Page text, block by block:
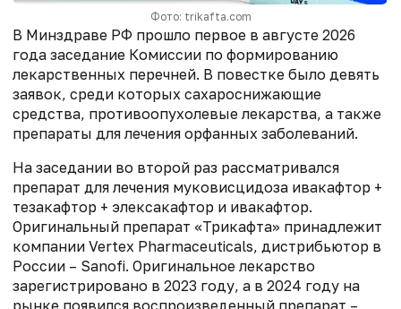
Фото: trikafta.com
В Минздраве РФ прошло первое в августе 2026
года заседание Комиссии по формированию
лекарственных перечней. В повестке было девять
заявок, среди которых сахароснижающие
средства, противоопухолевые лекарства, а также
препараты для лечения орфанных заболеваний.
На заседании во второй раз рассматривался
препарат для лечения муковисцидоза ивакафтор +
тезакафтор + элексакафтор и ивакафтор.
Оригинальный препарат «Трикафта» принадлежит
компании Vertex Pharmaceuticals, дистрибьютор в
России – Sanofi. Оригинальное лекарство
зарегистрировано в 2023 году, а в 2024 году на